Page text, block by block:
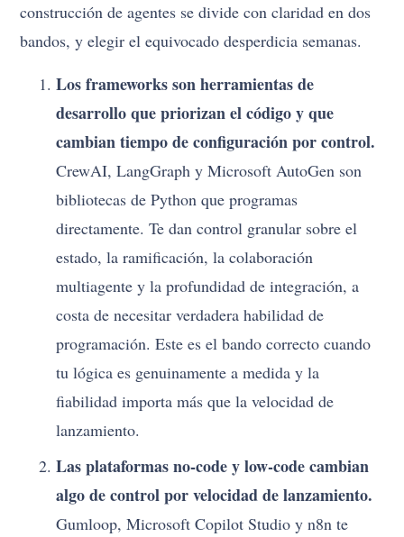
construcción de agentes se divide con claridad en dos
bandos, y elegir el equivocado desperdicia semanas.
Los frameworks son herramientas de
desarrollo que priorizan el código y que
cambian tiempo de configuración por control.
CrewAI, LangGraph y Microsoft AutoGen son
bibliotecas de Python que programas
directamente. Te dan control granular sobre el
estado, la ramificación, la colaboración
multiagente y la profundidad de integración, a
costa de necesitar verdadera habilidad de
programación. Este es el bando correcto cuando
tu lógica es genuinamente a medida y la
fiabilidad importa más que la velocidad de
lanzamiento.
Las plataformas no-code y low-code cambian
algo de control por velocidad de lanzamiento.
Gumloop, Microsoft Copilot Studio y n8n te